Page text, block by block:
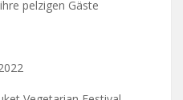
pelzigen Gäste